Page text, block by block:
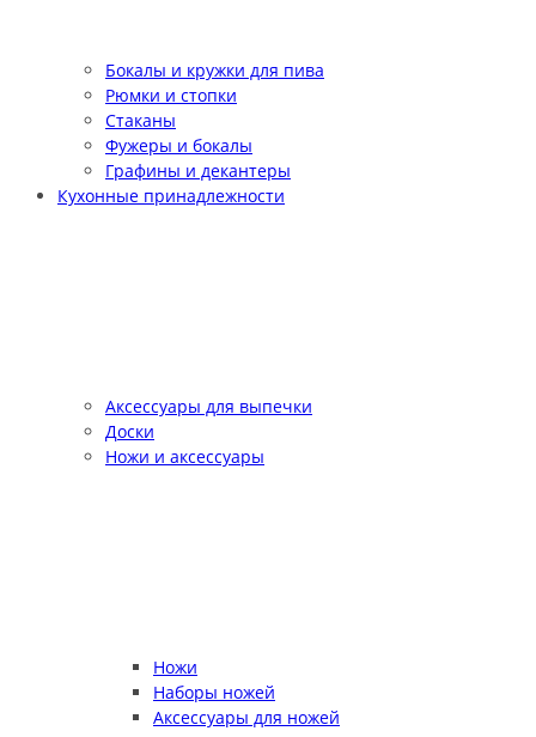
Бокалы и кружки для пива
Рюмки и стопки
Стаканы
Фужеры и бокалы
Графины и декантеры
Кухонные принадлежности
Аксессуары для выпечки
Доски
Ножи и аксессуары
Ножи
Наборы ножей
Аксессуары для ножей